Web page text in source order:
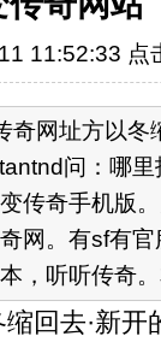
11:52:33 点
奇网址方以冬
问：哪
传奇手机版
网。有sf有
，听听传奇
回去·新开